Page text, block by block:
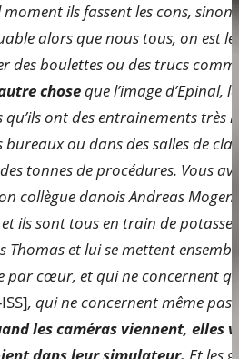
ils fassent les cons,
alors que nous tous, on est
des boulettes ou des trucs
choseque l’image d’Epinal,
ont des entrainements
bureaux ou dans des salles de
tonnes de procédures. Vous
collègue danois Andreas
ils sont tous en train de
et lui se mettent
par cœur, et qui ne concernent
, qui ne concernent même
les caméras viennent, elles